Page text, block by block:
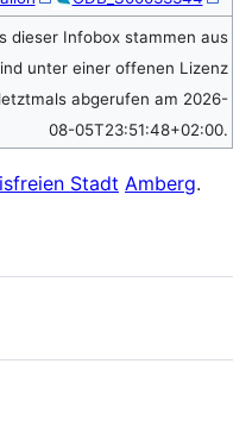
dieser Infobox stammen aus
unter einer offenen Lizenz
abgerufen am 2026-
08-05T23:51:48+02:00.
Stadt Amberg.